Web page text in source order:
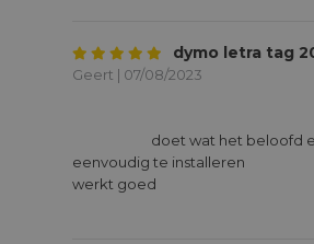
dymo letra tag
Geert | 07/08/2023
eenvoudig te installeren
werkt goed